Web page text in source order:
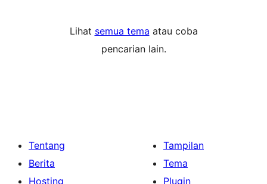
Lihat semua tema atau coba
pencarian lain.
Tentang
Berita
Hosting
Tampilan
Tema
Plugin